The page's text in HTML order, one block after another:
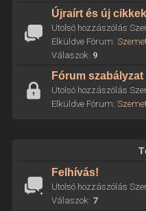
Újraírt és új cikkek
Utolsó hozzászólás
Elküldve Fórum:
Válaszok: 9
Fórum
Utolsó hozzászólás
Elküldve Fórum:
Felhívás!
Utolsó hozzászólás
Válaszok: 7